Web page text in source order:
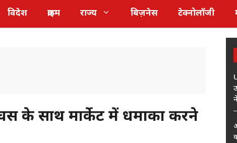
विदेश क्राइम राज्य बिज़नेस टेक्नोलॉजी
के साथ मार्केट में धमाका करने